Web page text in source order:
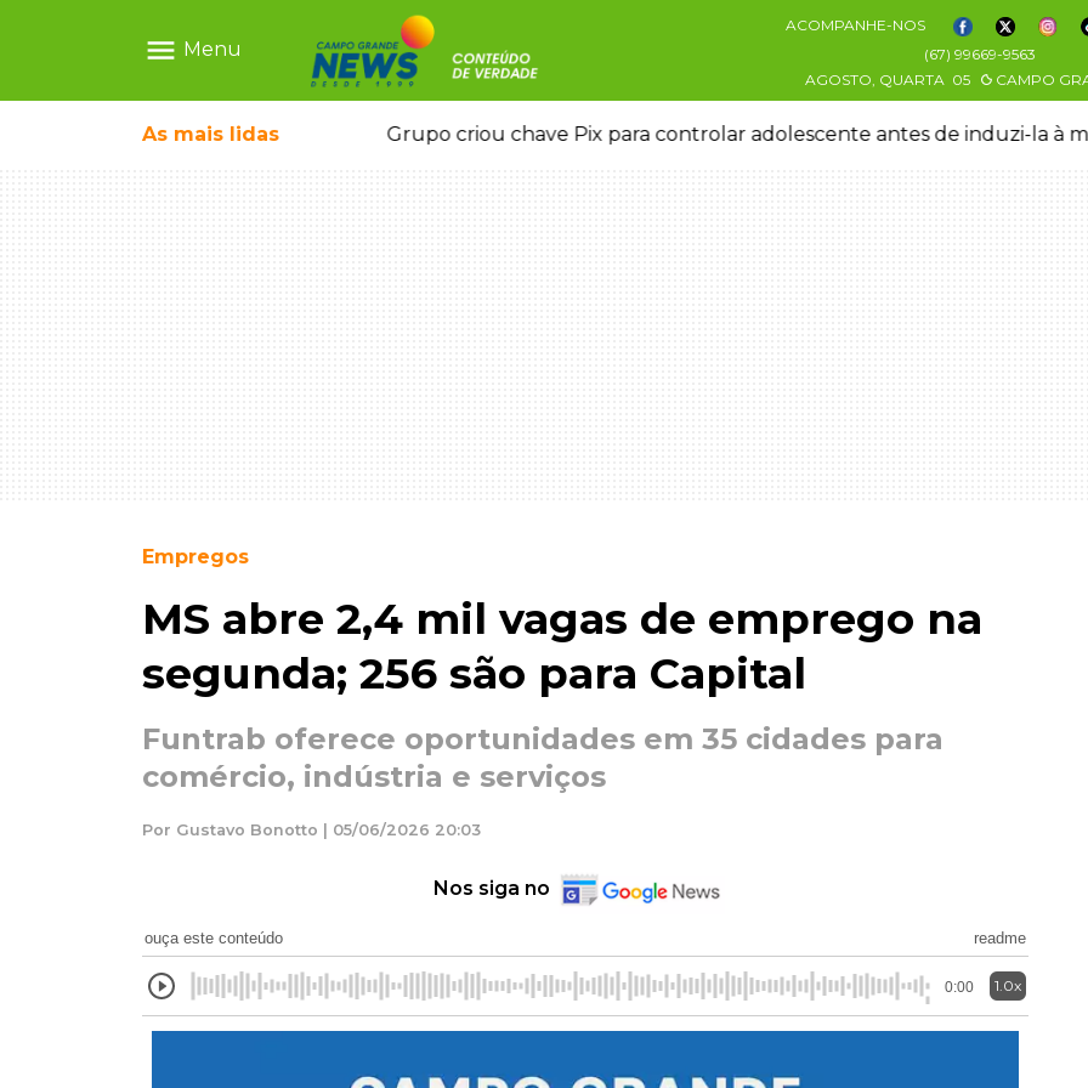
menu Menu
ACOMPANHE-NOS
(67) 99669-9563
AGOSTO, QUARTA 05 CAMPO
As mais lidas
deixou 4 mortos e 8 feridos Grupo criou chave Pix para controlar adolescente antes de induzi-la à
Empregos
MS abre 2,4 mil vagas de emprego na
segunda; 256 são para Capital
Funtrab oferece oportunidades em 35 cidades para
comércio, indústria e serviços
Por Gustavo Bonotto | 05/06/2026 20:03
Nos siga no
ouça este conteúdo readme
0:00 1.0x